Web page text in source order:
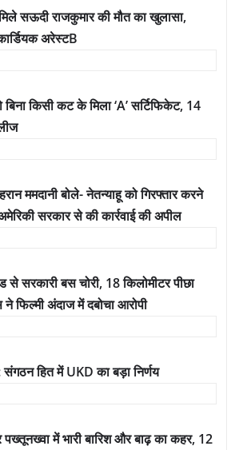
सऊदी राजकुमार की मौत का खुलासा,
अरेस्टB
बिना किसी कट के मिला ‘A’ सर्टिफिकेट, 14
ममदानी बोले- नेतन्याहू को गिरफ्तार करने
सरकार से की कार्रवाई की अपील
सरकारी बस चोरी, 18 किलोमीटर पीछा
फिल्मी अंदाज में दबोचा आरोपी
संगठन हित में UKD का बड़ा निर्णय
में भारी बारिश और बाढ़ का कहर, 12